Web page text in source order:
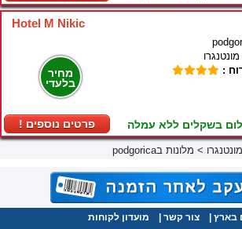
Hotel M Nikic
מחיר
בלעדי
! פרטים נוספים
מונטנגרו
:
בשקלים ללא עמלה
> מלונות בpodgorica
בארץ צור קשר מועדון לקוחות